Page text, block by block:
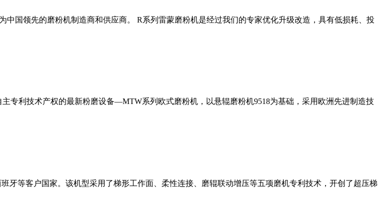
国领先的磨粉机制造商和供应商。 R系列雷蒙磨粉机是经过我们的专家优化升级改造，具有低损耗、投
专利技术产权的最新粉磨设备—MTW系列欧式磨粉机，以悬辊磨粉机9518为基础，采用欧洲先进制造技
牙等客户国家。该机型采用了梯形工作面、柔性连接、磨辊联动增压等五项磨机专利技术，开创了超压梯